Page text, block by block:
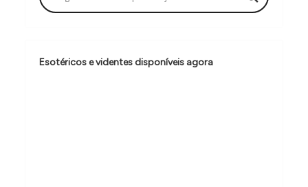
ã
d
Esotéricos e videntes disponíveis agora